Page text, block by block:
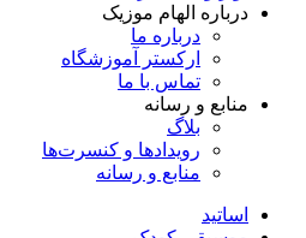
درباره الهام موزیک
درباره ما
ارکستر آموزشگاه
تماس با ما
منابع و رسانه
بلاگ
رویدادها و کنسرت‌ها
منابع و رسانه
اساتید